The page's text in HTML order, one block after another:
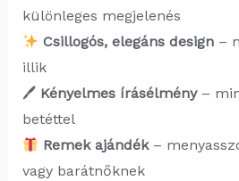
különleges megjelenés
Csillogós, elegáns design–
illik
🖊 Kényelmes írásélmény–
betéttel
Remek ajándék–
vagy barátnőknek